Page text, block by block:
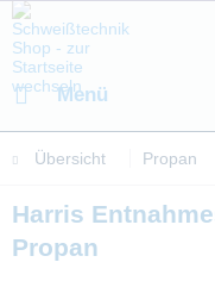
Menü
Übersicht Propan
Harris
Propan